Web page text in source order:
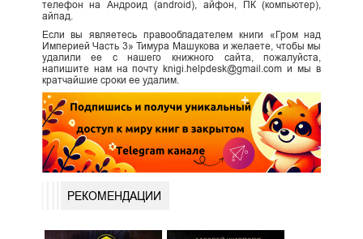
телефон на Андроид (android), айфон, ПК (компьютер),
айпад.
Если вы являетесь правообладателем книги «Гром над
Империей Часть 3» Тимура Машукова и желаете, чтобы мы
удалили ее с нашего книжного сайта, пожалуйста,
напишите нам на почту knigi.helpdesk@gmail.com и мы в
кратчайшие сроки ее удалим.
РЕКОМЕНДАЦИИ